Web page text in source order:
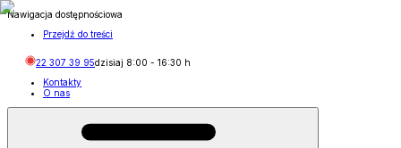
Nawigacja dostępnościowa
Przejdź do treści
22 307 39 95dzisiaj 8:00 - 16:30 h
Kontakty
O nas